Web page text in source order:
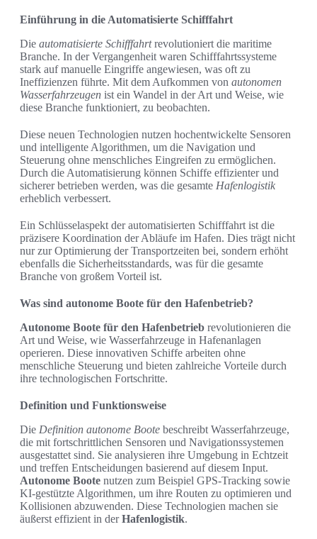
Einführung in die Automatisierte Schifffahrt
Die automatisierte Schifffahrtrevolutioniert die maritime
Branche. In der Vergangenheit waren Schifffahrtssysteme
stark auf manuelle Eingriffe angewiesen, was oft zu
Ineffizienzen führte. Mit dem Aufkommen von autonomen
Wasserfahrzeugen ist ein Wandel in der Art und Weise, wie
diese Branche funktioniert, zu beobachten.
Diese neuen Technologien nutzen hochentwickelte Sensoren
und intelligente Algorithmen, um die Navigation und
Steuerung ohne menschliches Eingreifen zu ermöglichen.
Durch die Automatisierung können Schiffe effizienter und
sicherer betrieben werden, was die gesamte Hafenlogistik
erheblich verbessert.
Ein Schlüsselaspekt der automatisierten Schifffahrt ist die
präzisere Koordination der Abläufe im Hafen. Dies trägt nicht
nur zur Optimierung der Transportzeiten bei, sondern erhöht
ebenfalls die Sicherheitsstandards, was für die gesamte
Branche von großem Vorteil ist.
Was sind autonome Boote für den Hafenbetrieb?
Autonome Boote für den Hafenbetrieb revolutionieren die
Art und Weise, wie Wasserfahrzeuge in Hafenanlagen
operieren. Diese innovativen Schiffe arbeiten ohne
menschliche Steuerung und bieten zahlreiche Vorteile durch
ihre technologischen Fortschritte.
Definition und Funktionsweise
Die Definition autonome Boote beschreibt Wasserfahrzeuge,
die mit fortschrittlichen Sensoren und Navigationssystemen
ausgestattet sind. Sie analysieren ihre Umgebung in Echtzeit
und treffen Entscheidungen basierend auf diesem Input.
Autonome Boote nutzen zum Beispiel GPS-Tracking sowie
KI-gestützte Algorithmen, um ihre Routen zu optimieren und
Kollisionen abzuwenden. Diese Technologien machen sie
äußerst effizient in derHafenlogistik.